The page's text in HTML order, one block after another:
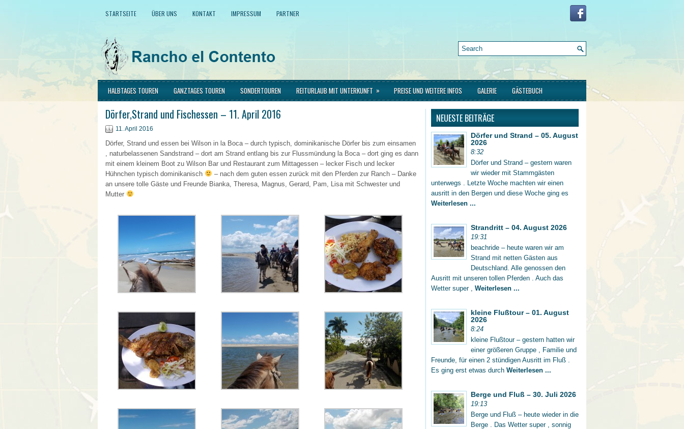
STARTSEITE ÜBER UNS KONTAKT IMPRESSUM PARTNER
HALBTAGES TOUREN GANZTAGES TOUREN SONDERTOUREN REITURLAUB MIT UNTERKUNFT » PREISE UND WEITERE INFOS GALERIE GÄSTEBUCH
Dörfer,Strand und Fischessen – 11. April 2016
11. April 2016
Dörfer, Strand und essen bei Wilson in la Boca – durch typisch, dominikanische Dörfer bis zum einsamen
, naturbelassenen Sandstrand – dort am Strand entlang bis zur Flussmündung la Boca – dort ging es dann
mit einem kleinem Boot zu Wilson Bar und Restaurant zum Mittagessen – lecker Fisch und lecker
Hühnchen typisch dominikanisch
– nach dem guten essen zurück mit den Pferden zur Ranch – Danke
an unsere tolle Gäste und Freunde Bianka, Theresa, Magnus, Gerard, Pam, Lisa mit Schwester und
Mutter
NEUESTE BEITRÄGE
Dörfer und Strand – 05. August
2026
8:32
Dörfer und Strand – gestern waren
wir wieder mit Stammgästen
unterwegs . Letzte Woche machten wir einen
ausritt in den Bergen und diese Woche ging es
Weiterlesen ...
Strandritt – 04. August 2026
19:31
beachride – heute waren wir am
Strand mit netten Gästen aus
Deutschland. Alle genossen den
Ausritt mit unseren tollen Pferden . Auch das
Wetter super , Weiterlesen ...
kleine Flußtour – 01. August
2026
8:24
kleine Flußtour – gestern hatten wir
einer größeren Gruppe , Familie und
Freunde, für einen 2 stündigen Ausritt im Fluß .
Es ging erst etwas durch Weiterlesen ...
Berge und Fluß – 30. Juli 2026
19:13
Berge und Fluß – heute wieder in die
Berge . Das Wetter super , sonnig